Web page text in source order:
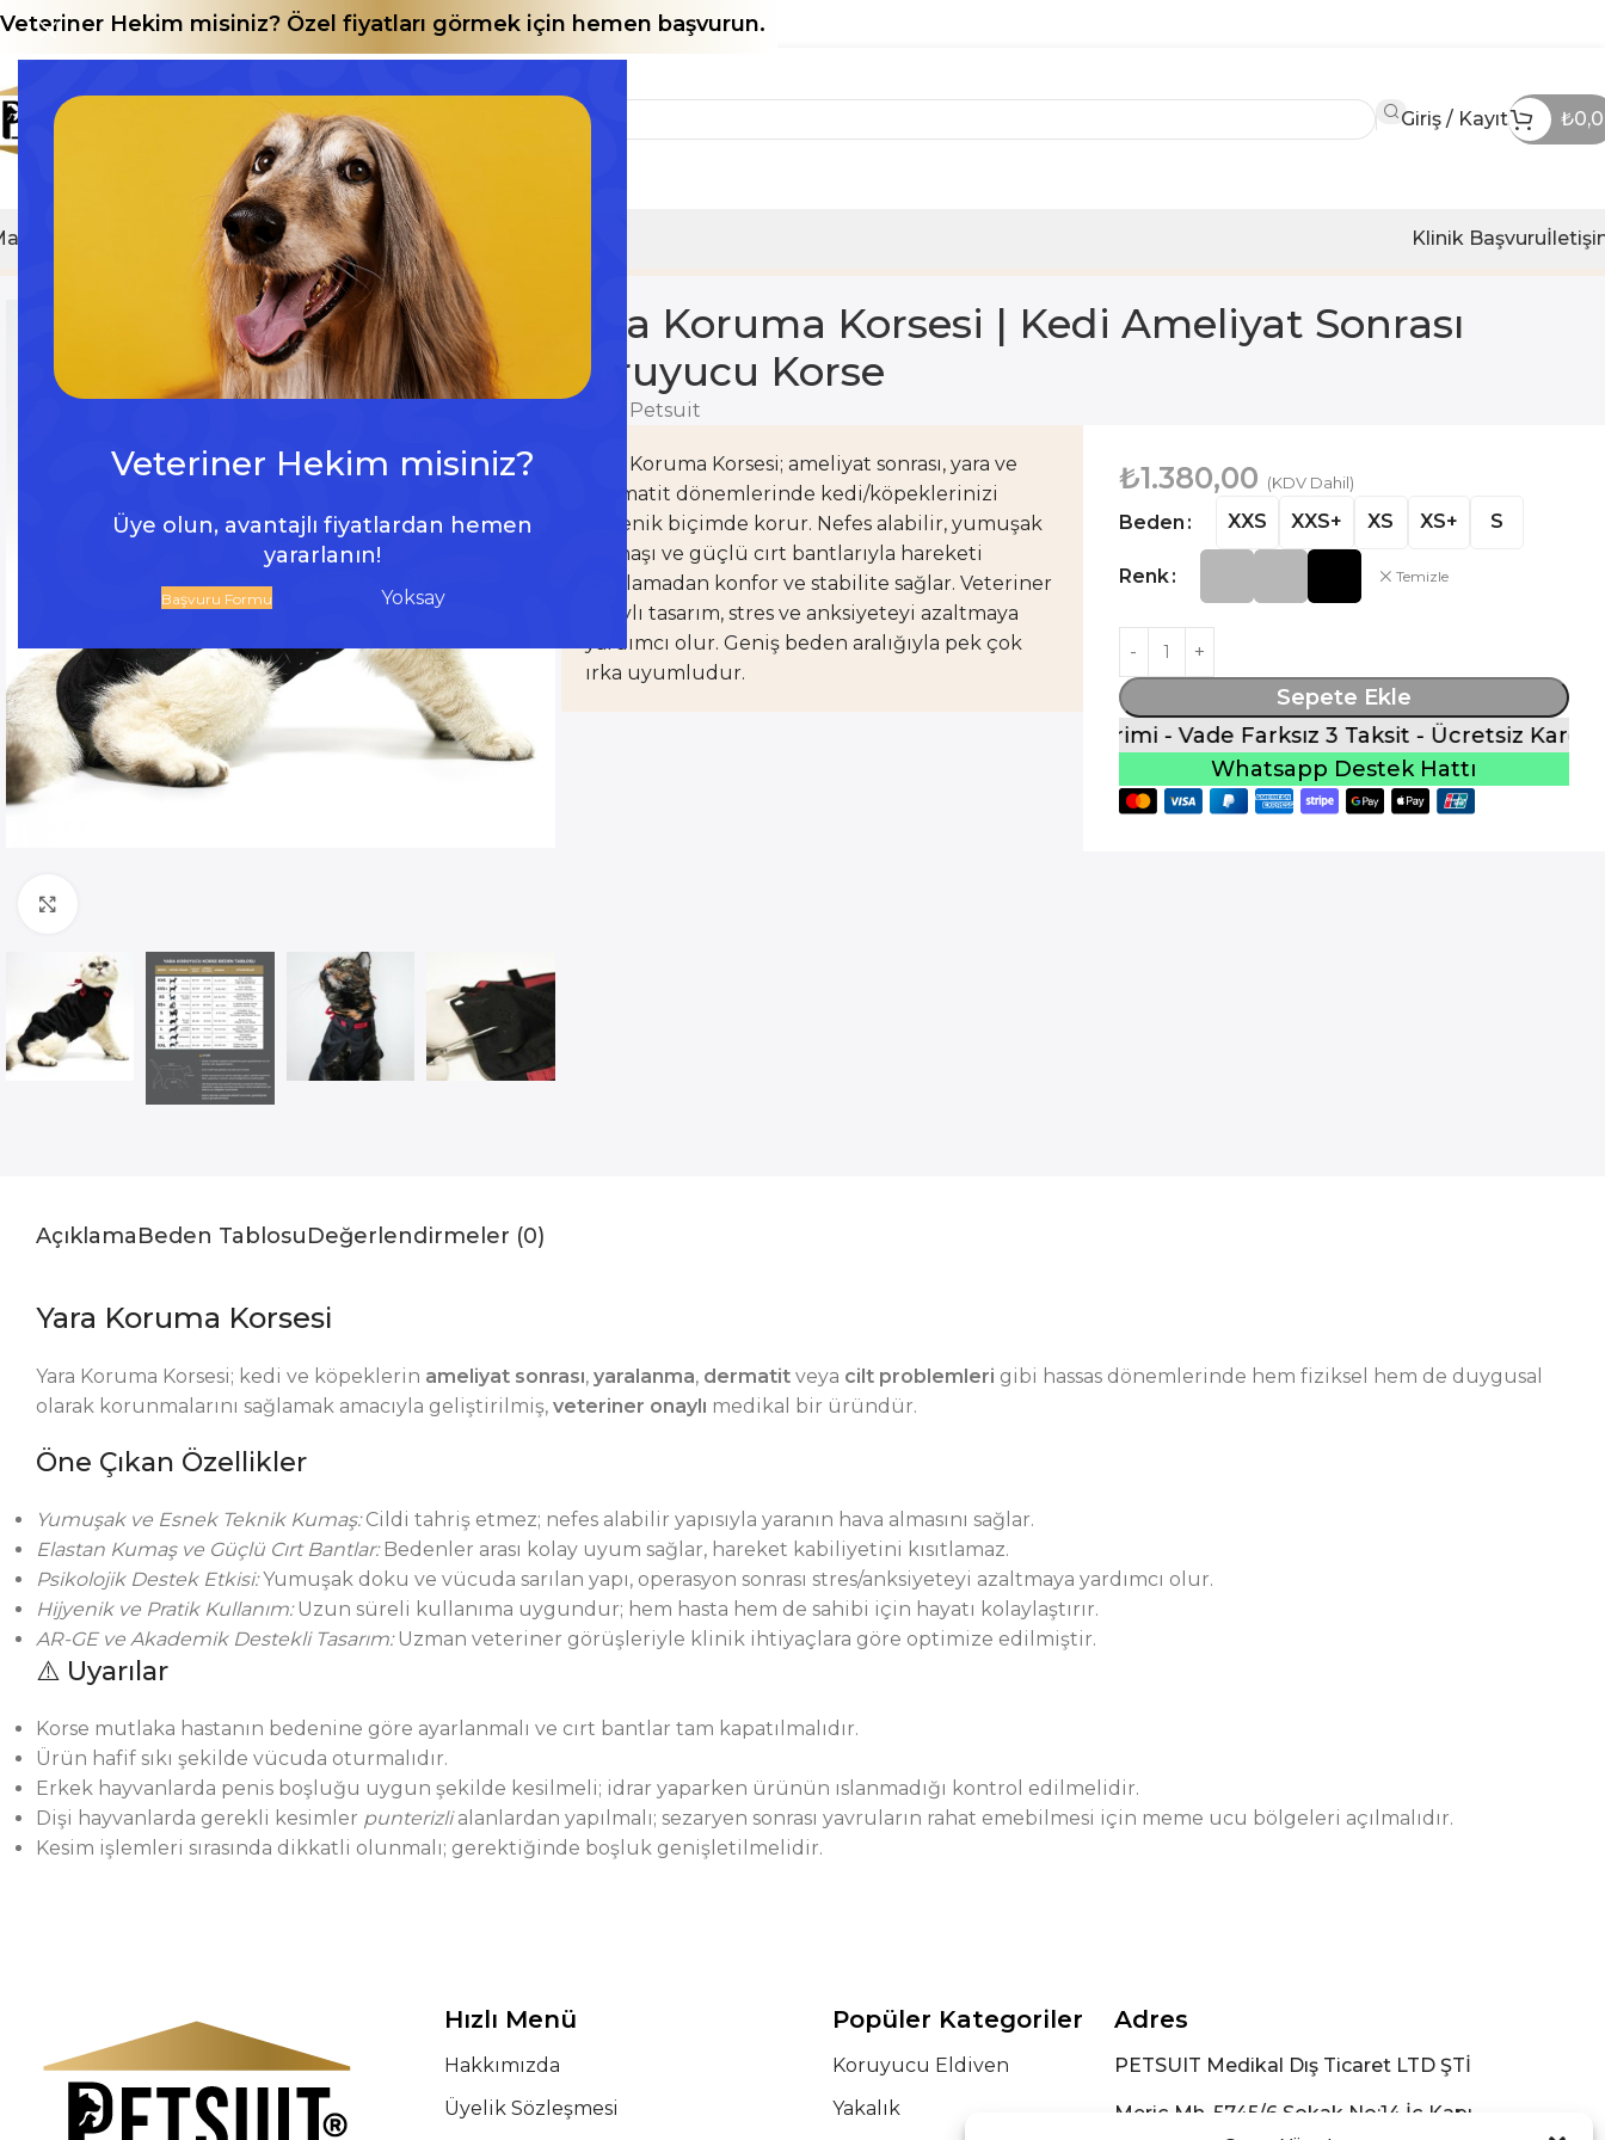
Veteriner Hekim misiniz?
Üye olun, avantajlı fiyatlardan hemen
yararlanın!
Başvuru Formu Yoksay
Veteriner Hekim misiniz? Özel fiyatları görmek için hemen başvurun.
Giriş / Kayıt ₺
Klinik Başvuru
Yara Koruma Korsesi | Kedi Ameliyat Sonrası Koruyucu Korse
Yara Koruma Korsesi | Kedi Ameliyat Sonrası
Koruyucu Korse
Petsuit
Yara Koruma Korsesi; ameliyat sonrası, yara ve
dermatit dönemlerinde kedi/köpeklerinizi
hijyenik biçimde korur. Nefes alabilir, yumuşak
kumaşı ve güçlü cırt bantlarıyla hareketi
kısıtlamadan konfor ve stabilite sağlar. Veteriner
onaylı tasarım, stres ve anksiyeteyi azaltmaya
yardımcı olur. Geniş beden aralığıyla pek çok
ırka uyumludur.
₺1.380,00 (KDV Dahil)
Beden XXS XXS+ XS XS+ S
Renk Temizle
Sepete Ekle
Ücretsiz Kargo - %10 Havale İndirimi - Vade Farksız 3 Taksit - Ücretsiz Kargo - %10 Havale İndirimi - Vade Farksız 3 Taksit - Ücretsiz Kargo -
Whatsapp Destek Hattı
AçıklamaBeden TablosuDeğerlendirmeler (0)
Yara Koruma Korsesi
Yara Koruma Korsesi; kedi ve köpeklerin ameliyat sonrası, yaralanma, dermatit veya cilt problemleri gibi hassas dönemlerinde hem fiziksel hem de duygusal
olarak korunmalarını sağlamak amacıyla geliştirilmiş, veteriner onaylı medikal bir üründür.
Öne Çıkan Özellikler
Yumuşak ve Esnek Teknik Kumaş:Cildi tahriş etmez; nefes alabilir yapısıyla yaranın hava almasını sağlar.
Elastan Kumaş ve Güçlü Cırt Bantlar:Bedenler arası kolay uyum sağlar, hareket kabiliyetini kısıtlamaz.
Psikolojik Destek Etkisi:Yumuşak doku ve vücuda sarılan yapı, operasyon sonrası stres/anksiyeteyi azaltmaya yardımcı olur.
Hijyenik ve Pratik Kullanım:Uzun süreli kullanıma uygundur; hem hasta hem de sahibi için hayatı kolaylaştırır.
AR-GE ve Akademik Destekli Tasarım:Uzman veteriner görüşleriyle klinik ihtiyaçlara göre optimize edilmiştir.
⚠️ Uyarılar
Korse mutlaka hastanın bedenine göre ayarlanmalı ve cırt bantlar tam kapatılmalıdır.
Ürün hafif sıkı şekilde vücuda oturmalıdır.
Erkek hayvanlarda penis boşluğu uygun şekilde kesilmeli; idrar yaparken ürünün ıslanmadığı kontrol edilmelidir.
Dişi hayvanlarda gerekli kesimler punterizlialanlardan yapılmalı; sezaryen sonrası yavruların rahat emebilmesi için meme ucu bölgeleri açılmalıdır.
Kesim işlemleri sırasında dikkatli olunmalı; gerektiğinde boşluk genişletilmelidir.
Hızlı Menü
Hakkımızda
Üyelik Sözleşmesi
Popüler Kategoriler
Koruyucu Eldiven
Yakalık
Adres
PETSUIT Medikal Dış Ticaret LTD ŞTİ
Meriç Mh. 5745/6 Sokak No:14 İç Kapı